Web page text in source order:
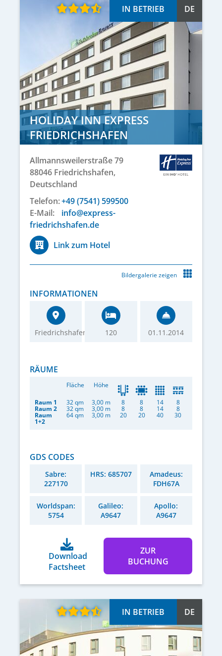
HOLIDAY INN EXPRESS
FRIEDRICHSHAFEN
IN BETRIEB DE
Allmannsweilerstraße 79
88046 Friedrichshafen,
Deutschland
Telefon:+49 (7541) 599500
E-Mail:
info@express-
friedrichshafen.de
Link zum Hotel
Bildergalerie zeigen
INFORMATIONEN
Friedrichshafen 120 01.11.2014
RÄUME
Fläche Höhe
Raum 1 32 qm 3,00 m 8 8 14
8
Raum 2
32 qm 3,00 m 8 8 14
8
Raum
1+2
64 qm 3,00 m 20 20 40 30
GDS CODES
Sabre:
227170
HRS: 685707
Amadeus:
FDH67A
Worldspan:
5754
Galileo:
A9647
Apollo:
A9647
Download
Factsheet
ZUR
BUCHUNG
IN BETRIEB DE